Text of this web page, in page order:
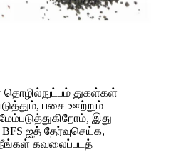
தொழில்நுட்பம் துகள்கள்
பசை ஊற்றும்
இது
ஐத் தேர்வுசெய்க,
நீங்கள் கவலைப்படத்